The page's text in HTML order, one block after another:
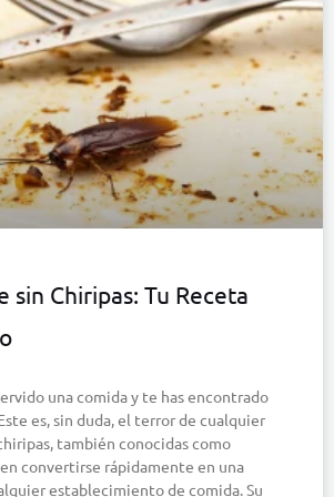
sin Chiripas: Tu Receta
una comida y te has encontrado
es, sin duda, el terror de cualquier
también conocidas como
convertirse rápidamente en una
establecimiento de comida. Su